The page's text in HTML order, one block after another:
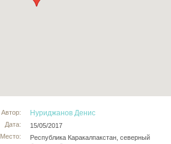
Автор:
Дата:
Место:
Нуриджанов Денис
15/05/2017
Республика Каракалпакстан, северный